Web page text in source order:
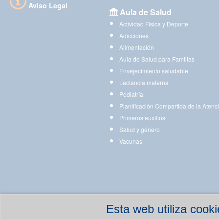
Esta web utiliza
Aviso Legal
Aula de Salud
Actividad Física y Deporte
Adicciones
Alimentación
Aula de Salud para Familias
Envejecimiento saludable
Lactancia materna
Pediatría
Planificación Compartida de la
Primeros auxilios
Salud y género
Vacunas